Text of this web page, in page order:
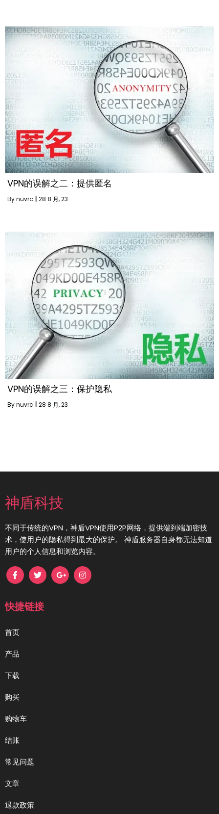
VPN的误解之二：提供匿名
Bynuvrc 28 8 月, 23
VPN的误解之三：保护隐私
Bynuvrc 28 8 月, 23
神盾科技
不同于传统的VPN，神盾VPN使用P2P网络，提供端到端加密技
术，使用户的隐私得到最大的保护。 神盾服务器自身都无法知道
用户的个人信息和浏览内容。
快捷链接
首页
产品
下载
购买
购物车
结账
常见问题
文章
退款政策